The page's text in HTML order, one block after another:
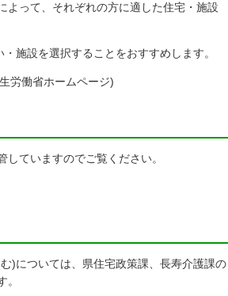
って、それぞれの方に適した住宅・施設
施設を選択することをおすすめします。
労働省ホームページ)
ていますのでご覧ください。
)については、県住宅政策課、長寿介護課の